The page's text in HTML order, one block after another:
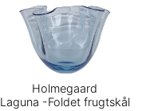
Holmegaard
Laguna -Foldet frugtskål